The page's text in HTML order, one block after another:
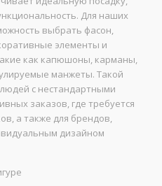
Для наших
выбрать фасон,
элементы и
как капюшоны, карманы,
манжеты. Такой
с нестандартными
заказов, где требуется
а также для брендов,
дизайном